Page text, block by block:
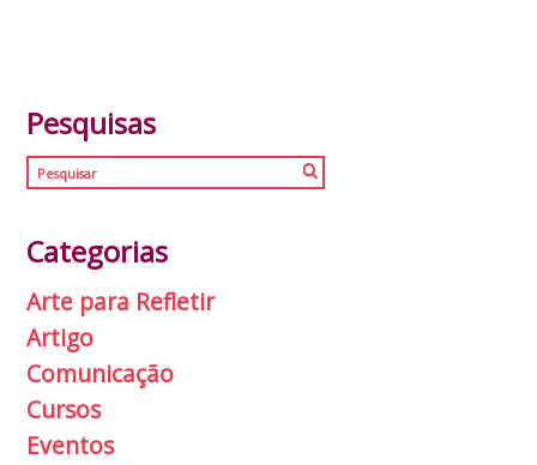
Pesquisas
Categorias
Arte para Refletir
Artigo
Comunicação
Cursos
Eventos